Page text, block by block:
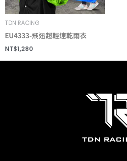
TDN RACING
EU4333-飛迅超輕速乾雨衣
NT$1,280